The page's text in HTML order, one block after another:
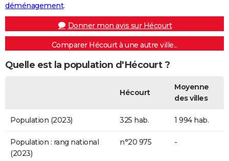
déménagement.
Donner mon avis sur Hécourt
Comparer Hécourt à une autre ville...
Quelle est la population d'Hécourt ?
Hécourt
Moyenne
des villes
Population (2023) 325 hab. 1 994 hab.
Population : rang national
(2023)
n°20 975 -